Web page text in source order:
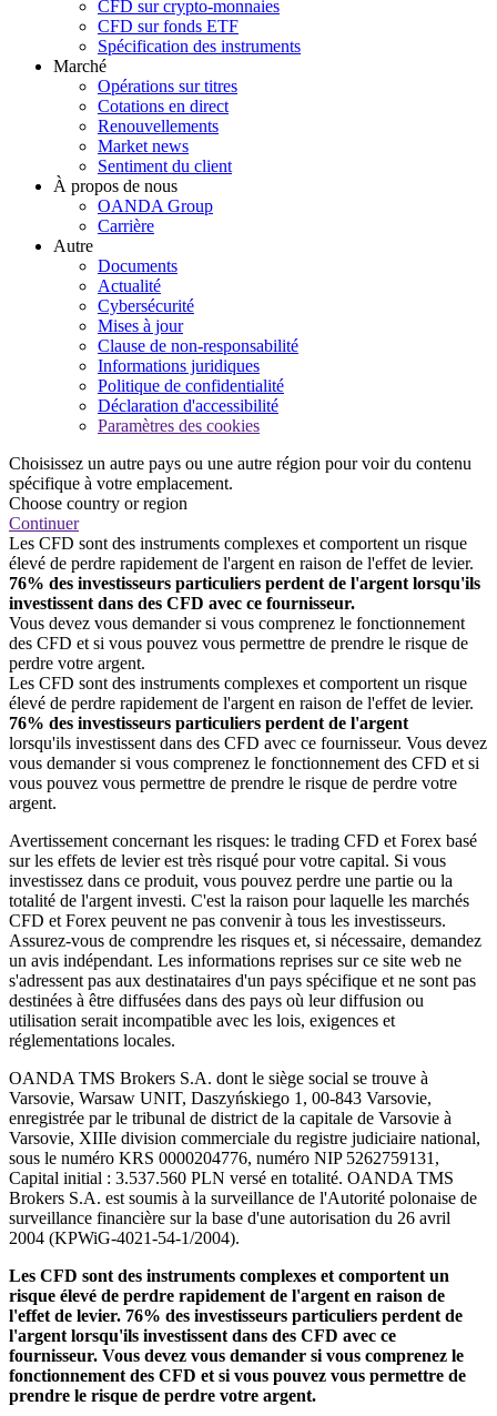
CFD sur crypto-monnaies
CFD sur fonds ETF
Spécification des instruments
Marché
Opérations sur titres
Cotations en direct
Renouvellements
Market news
Sentiment du client
À propos de nous
OANDA Group
Carrière
Autre
Documents
Actualité
Cybersécurité
Mises à jour
Clause de non-responsabilité
Informations juridiques
Politique de confidentialité
Déclaration d'accessibilité
Paramètres des cookies
Choisissez un autre pays ou une autre région pour voir du contenu
spécifique à votre emplacement.
Choose country or region
Continuer
Les CFD sont des instruments complexes et comportent un risque
élevé de perdre rapidement de l'argent en raison de l'effet de levier.
76% des investisseurs particuliers perdent de l'argent lorsqu'ils
investissent dans des CFD avec ce fournisseur.
Vous devez vous demander si vous comprenez le fonctionnement
des CFD et si vous pouvez vous permettre de prendre le risque de
perdre votre argent.
Les CFD sont des instruments complexes et comportent un risque
élevé de perdre rapidement de l'argent en raison de l'effet de levier.
76% des investisseurs particuliers perdent de l'argent
lorsqu'ils investissent dans des CFD avec ce fournisseur. Vous devez
vous demander si vous comprenez le fonctionnement des CFD et si
vous pouvez vous permettre de prendre le risque de perdre votre
argent.
Avertissement concernant les risques: le trading CFD et Forex basé
sur les effets de levier est très risqué pour votre capital. Si vous
investissez dans ce produit, vous pouvez perdre une partie ou la
totalité de l'argent investi. C'est la raison pour laquelle les marchés
CFD et Forex peuvent ne pas convenir à tous les investisseurs.
Assurez-vous de comprendre les risques et, si nécessaire, demandez
un avis indépendant. Les informations reprises sur ce site web ne
s'adressent pas aux destinataires d'un pays spécifique et ne sont pas
destinées à être diffusées dans des pays où leur diffusion ou
utilisation serait incompatible avec les lois, exigences et
réglementations locales.
OANDA TMS Brokers S.A. dont le siège social se trouve à
Varsovie, Warsaw UNIT, Daszyńskiego 1, 00-843 Varsovie,
enregistrée par le tribunal de district de la capitale de Varsovie à
Varsovie, XIIIe division commerciale du registre judiciaire national,
sous le numéro KRS 0000204776, numéro NIP 5262759131,
Capital initial : 3.537.560 PLN versé en totalité. OANDA TMS
Brokers S.A. est soumis à la surveillance de l'Autorité polonaise de
surveillance financière sur la base d'une autorisation du 26 avril
2004 (KPWiG-4021-54-1/2004).
Les CFD sont des instruments complexes et comportent un
risque élevé de perdre rapidement de l'argent en raison de
l'effet de levier. 76% des investisseurs particuliers perdent de
l'argent lorsqu'ils investissent dans des CFD avec ce
fournisseur. Vous devez vous demander si vous comprenez le
fonctionnement des CFD et si vous pouvez vous permettre de
prendre le risque de perdre votre argent.